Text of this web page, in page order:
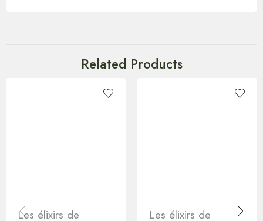
Related Products
Les élixirs de Les élixirs de